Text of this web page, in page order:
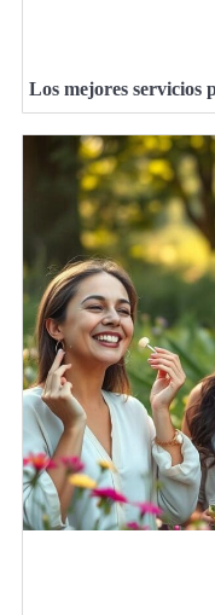
Los mejores servicios